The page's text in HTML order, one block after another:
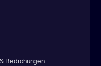
Bedrohungen